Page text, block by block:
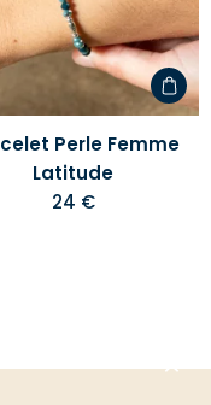
liste
Perle Femme
Latitude
24 €